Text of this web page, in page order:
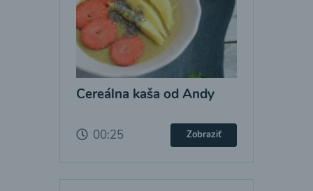
Cereálna kaša od Andy
00:25 Zobraziť